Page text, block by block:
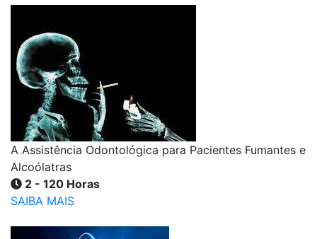
A Assistência Odontológica para Pacientes Fumantes e
Alcoólatras
2 - 120 Horas
SAIBA MAIS